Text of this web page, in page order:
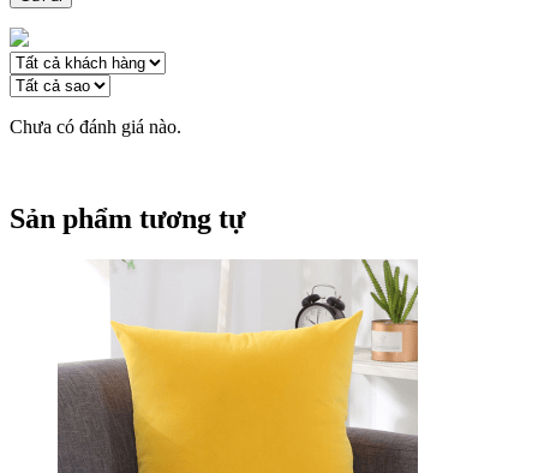
Chưa có đánh giá nào.
Sản phẩm tương tự